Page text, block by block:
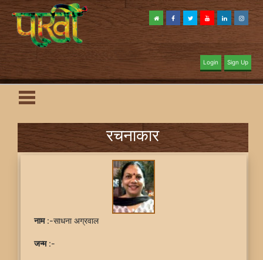
Login Sign Up
रचनाकार
नाम:-साधना अग्रवाल
जन्म:-